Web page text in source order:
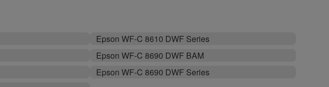
Epson WF-C 8610 DWF Series
Epson WF-C 8690 DWF BAM
Epson WF-C 8690 DWF Series